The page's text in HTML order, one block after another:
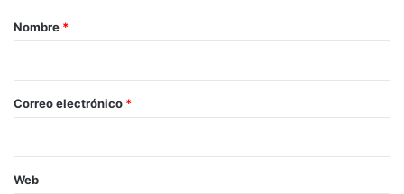
r
*
Nombre *
Correo electrónico *
Web